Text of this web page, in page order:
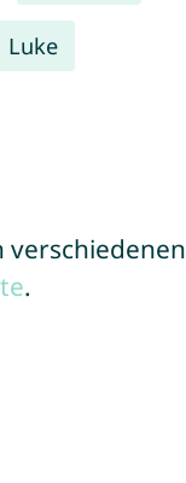
Luke
verschiedenen
.